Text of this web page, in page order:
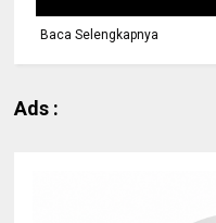
Baca Selengkapnya
Ads :